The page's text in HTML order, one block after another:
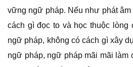
vững ngữ pháp. Nếu như phát
cách gì đọc to và học thuộc lòng
ngữ pháp, không có cách gì xây
ngữ pháp, ngữ pháp mãi mãi làm